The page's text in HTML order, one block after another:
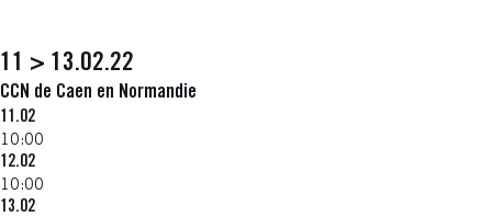
11 > 13.02.22
CCN de Caen en Normandie
11.02
10:00
12.02
10:00
13.02